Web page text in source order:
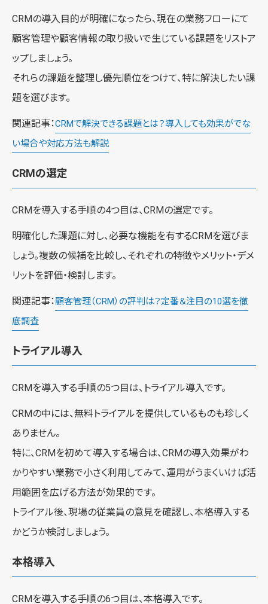
CRMの導入目的が明確になったら、現在の業務フローにて
顧客管理や顧客情報の取り扱いで生じている課題をリストア
ップしましょう。
それらの課題を整理し優先順位をつけて、特に解決したい課
題を選びます。
関連記事：CRMで解決できる課題とは？導入しても効果がでな
い場合や対応方法も解説
CRMの選定
CRMを導入する手順の4つ目は、CRMの選定です。
明確化した課題に対し、必要な機能を有するCRMを選びま
しょう。複数の候補を比較し、それぞれの特徴やメリット・デメ
リットを評価・検討します。
関連記事：顧客管理（CRM）の評判は？定番＆注目の10選を徹
底調査
トライアル導入
CRMを導入する手順の5つ目は、トライアル導入です。
CRMの中には、無料トライアルを提供しているものも珍しく
ありません。
特に、CRMを初めて導入する場合は、CRMの導入効果がわ
かりやすい業務で小さく利用してみて、運用がうまくいけば活
用範囲を広げる方法が効果的です。
トライアル後、現場の従業員の意見を確認し、本格導入する
かどうか検討しましょう。
本格導入
CRMを導入する手順の6つ目は、本格導入です。